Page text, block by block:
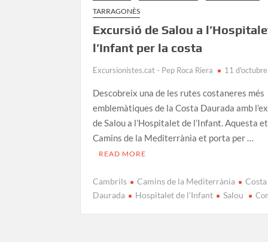
TARRAGONÈS
Excursió de Salou a
l’Infant per la costa
Excursionistes.cat - Pep Roca Riera 11
Descobreix una de les rutes costaneres més
emblemàtiques de la Costa Daurada amb
de Salou a l’Hospitalet de l’Infant. Aquesta
Camins de la Mediterrània et porta per …
READ MORE
Cambrils Camins de la Mediterrània
Costa
Daurada
Hospitalet de l'Infant Salou